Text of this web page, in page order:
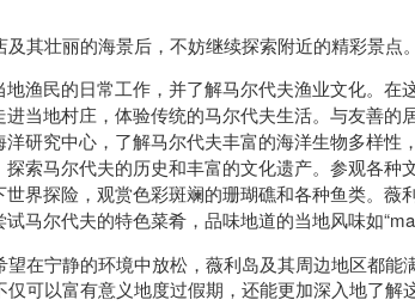
其壮丽的海景后，不妨继续探索附近的精彩景点
地渔民的日常工作，并了解马尔代夫渔业文化。在
进当地村庄，体验传统的马尔代夫生活。与友善的
洋研究中心，了解马尔代夫丰富的海洋生物多样性
探索马尔代夫的历史和丰富的文化遗产。参观各种
世界探险，观赏色彩斑斓的珊瑚礁和各种鱼类。薇
试马尔代夫的特色菜肴，品味地道的当地风味如
在宁静的环境中放松，薇利岛及其周边地区都
可以富有意义地度过假期，还能更加深入地了解